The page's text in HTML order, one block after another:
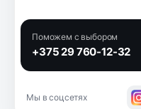
Поможем с выбором
+375 29 760-12-32
Мы в соцсетях